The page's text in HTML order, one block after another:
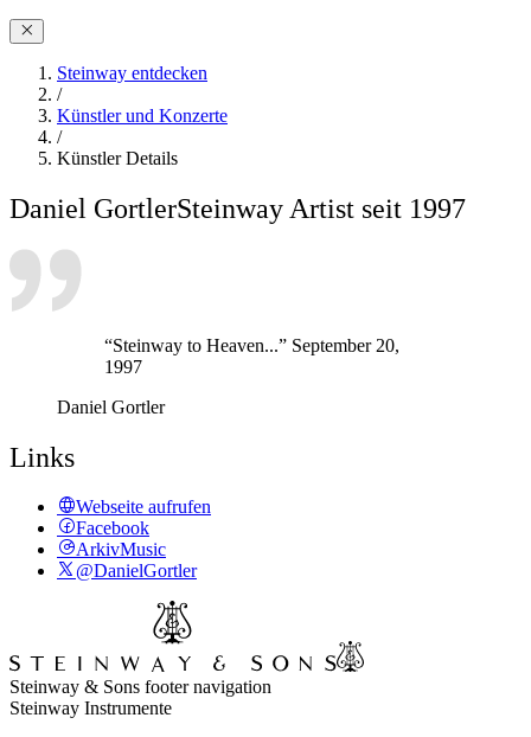
Steinway entdecken
/
Künstler und Konzerte
/
Künstler Details
Daniel GortlerSteinway Artist seit 1997
“Steinway to Heaven...” September 20,
1997
Daniel Gortler
Links
Webseite aufrufen
Facebook
ArkivMusic
@DanielGortler
Steinway & Sons footer navigation
Steinway Instrumente